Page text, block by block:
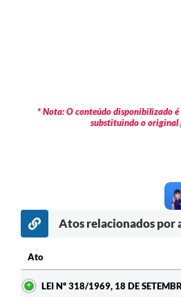
Atendimento Odontológico
* Nota: O conteúdo disponibilizado
substituindo o original
Atos relacionados por
Ato
LEI Nº 318/1969, 18 DE